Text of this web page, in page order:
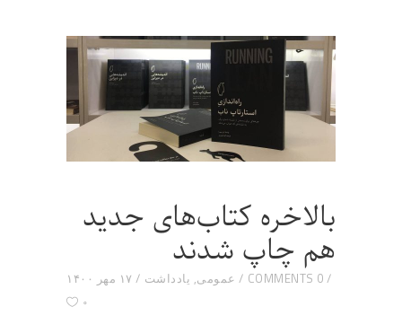
بالاخره کتاب‌های جدید
هم چاپ شدند
۱۷ مهر ۱۴۰۰ عمومی, یادداشت 0 COMMENTS
۰